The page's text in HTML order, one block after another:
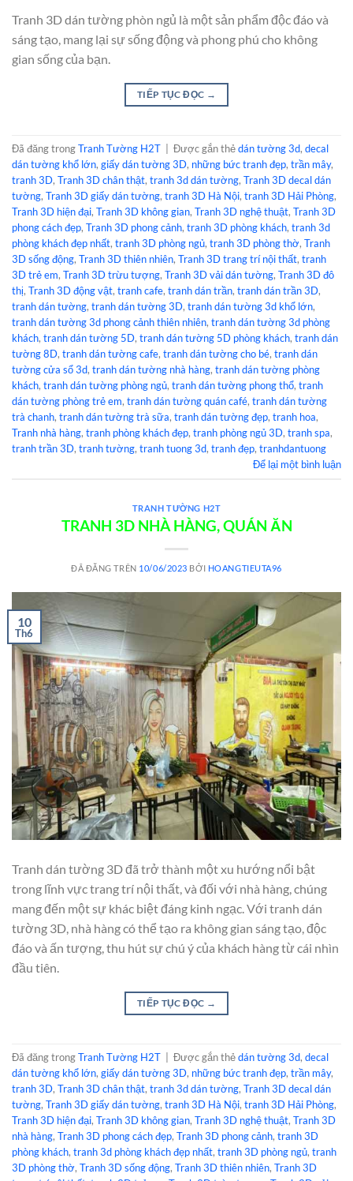
Tranh 3D dán tường phòn ngủ là một sản phẩm độc đáo và
sáng tạo, mang lại sự sống động và phong phú cho không
gian sống của bạn.
TIẾP TỤC ĐỌC →
Đã đăng trongTranh Tường H2T Được gắn thẻdán tường 3d, decal
dán tường khổ lớn, giấy dán tường 3D, những bức tranh đẹp, trần mây,
tranh 3D, Tranh 3D chân thật, tranh 3d dán tường, Tranh 3D decal dán
tường, Tranh 3D giấy dán tường, tranh 3D Hà Nội, tranh 3D Hải Phòng,
Tranh 3D hiện đại, Tranh 3D không gian, Tranh 3D nghệ thuật, Tranh 3D
phong cách đẹp, Tranh 3D phong cảnh, tranh 3D phòng khách, tranh 3d
phòng khách đẹp nhất, tranh 3D phòng ngủ, tranh 3D phòng thờ, Tranh
3D sống động, Tranh 3D thiên nhiên, Tranh 3D trang trí nội thất, tranh
3D trẻ em, Tranh 3D trừu tượng, Tranh 3D vải dán tường, Tranh 3D đô
thị, Tranh 3D động vật, tranh cafe, tranh dán trần, tranh dán trần 3D,
tranh dán tường, tranh dán tường 3D, tranh dán tường 3d khổ lớn,
tranh dán tường 3d phong cảnh thiên nhiên, tranh dán tường 3d phòng
khách, tranh dán tường 5D, tranh dán tường 5D phòng khách, tranh dán
tường 8D, tranh dán tường cafe, tranh dán tường cho bé, tranh dán
tường cửa sổ 3d, tranh dán tường nhà hàng, tranh dán tường phòng
khách, tranh dán tường phòng ngủ, tranh dán tường phong thổ, tranh
dán tường phòng trẻ em, tranh dán tường quán café, tranh dán tường
trà chanh, tranh dán tường trà sữa, tranh dán tường đẹp, tranh hoa,
Tranh nhà hàng, tranh phòng khách đẹp, tranh phòng ngủ 3D, tranh spa,
tranh trần 3D, tranh tường, tranh tuong 3d, tranh đẹp, tranhdantuong
Để lại một bình luận
TRANH TƯỜNG H2T
TRANH 3D NHÀ HÀNG, QUÁN ĂN
ĐÃ ĐĂNG TRÊN 10/06/2023 BỞI HOANGTIEUTA96
10
Th6
Tranh dán tường 3D đã trở thành một xu hướng nổi bật
trong lĩnh vực trang trí nội thất, và đối với nhà hàng, chúng
mang đến một sự khác biệt đáng kinh ngạc. Với tranh dán
tường 3D, nhà hàng có thể tạo ra không gian sáng tạo, độc
đáo và ấn tượng, thu hút sự chú ý của khách hàng từ cái nhìn
đầu tiên.
TIẾP TỤC ĐỌC →
Đã đăng trongTranh Tường H2T Được gắn thẻdán tường 3d, decal
dán tường khổ lớn, giấy dán tường 3D, những bức tranh đẹp, trần mây,
tranh 3D, Tranh 3D chân thật, tranh 3d dán tường, Tranh 3D decal dán
tường, Tranh 3D giấy dán tường, tranh 3D Hà Nội, tranh 3D Hải Phòng,
Tranh 3D hiện đại, Tranh 3D không gian, Tranh 3D nghệ thuật, Tranh 3D
nhà hàng, Tranh 3D phong cách đẹp, Tranh 3D phong cảnh, tranh 3D
phòng khách, tranh 3d phòng khách đẹp nhất, tranh 3D phòng ngủ, tranh
3D phòng thờ, Tranh 3D sống động, Tranh 3D thiên nhiên, Tranh 3D